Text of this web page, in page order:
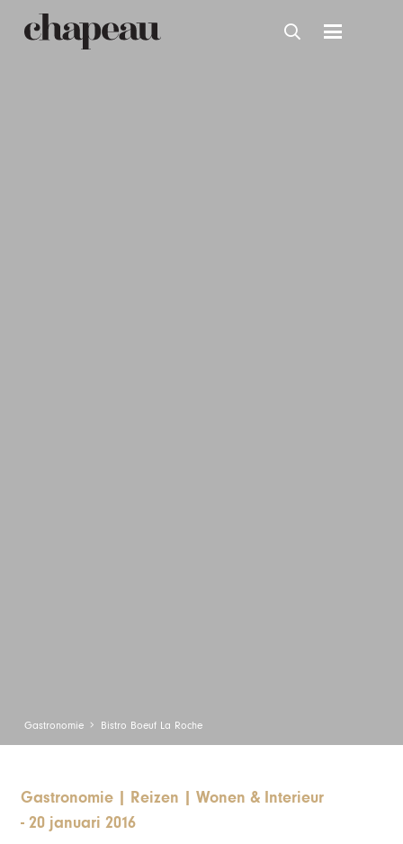
Gastronomie Bistro Boeuf La Roche
Gastronomie Reizen
Wonen & Interieur
-20 januari 2016